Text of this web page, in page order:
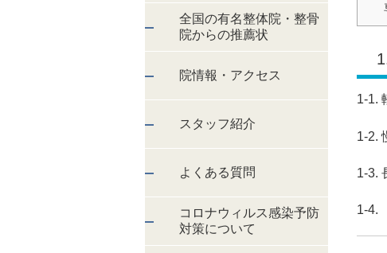
全国の有名整体院・整骨
院からの推薦状
院情報・アクセス
スタッフ紹介
よくある質問
コロナウィルス感染予防
対策について
1-1.
1-2.
1-3.
1-4.